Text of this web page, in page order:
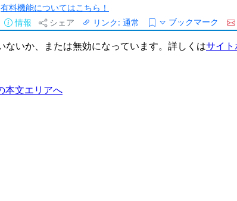
有料機能についてはこちら！
情報
シェア リンク: 通常 ブックマーク